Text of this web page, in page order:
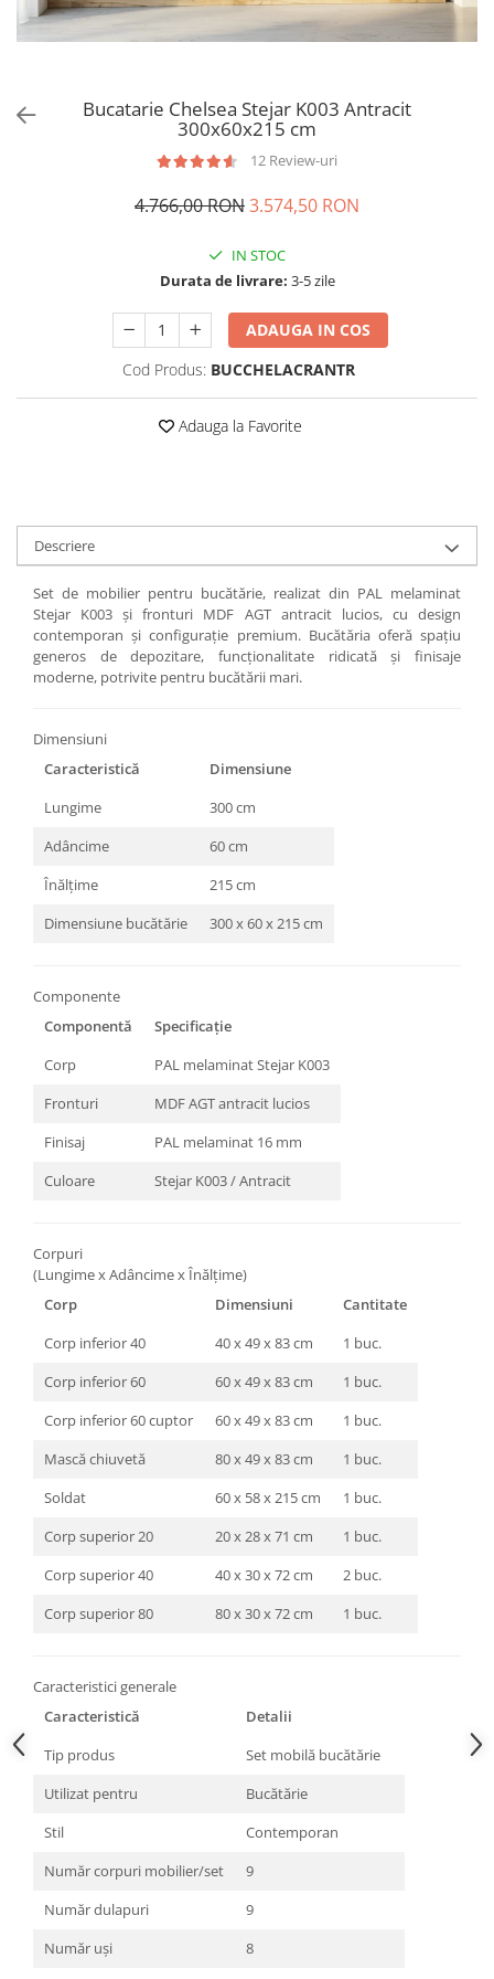
Bucatarie Chelsea Stejar K003 Antracit
300x60x215 cm
12 Review-uri
4.766,00 RON3.574,50 RON
IN STOC
Durata de livrare: 3-5 zile
ADAUGA IN COS
Cod Produs: BUCCHELACRANTR
Adauga la Favorite
Descriere
Set de mobilier pentru bucătărie, realizat din PAL melaminat
Stejar K003 și fronturi MDF AGT antracit lucios, cu design
contemporan și configurație premium. Bucătăria oferă spațiu
generos de depozitare, funcționalitate ridicată și finisaje
moderne, potrivite pentru bucătării mari.
Dimensiuni
Caracteristică
Dimensiune
Lungime
300 cm
Adâncime
60 cm
Înălțime
215 cm
Dimensiune bucătărie
300 x 60 x 215 cm
Componente
Componentă
Specificație
Corp
PAL melaminat Stejar K003
Fronturi
MDF AGT antracit lucios
Finisaj
PAL melaminat 16 mm
Culoare
Stejar K003 / Antracit
Corpuri
(Lungime x Adâncime x Înălțime)
Corp
Dimensiuni
Cantitate
Corp inferior 40
40 x 49 x 83 cm
1 buc.
Corp inferior 60
60 x 49 x 83 cm
1 buc.
Corp inferior 60 cuptor
60 x 49 x 83 cm
1 buc.
Mască chiuvetă
80 x 49 x 83 cm
1 buc.
Soldat
60 x 58 x 215 cm
1 buc.
Corp superior 20
20 x 28 x 71 cm
1 buc.
Corp superior 40
40 x 30 x 72 cm
2 buc.
Corp superior 80
80 x 30 x 72 cm 1 buc.
Caracteristici generale
Caracteristică
Detalii
Tip produs
Set mobilă bucătărie
Utilizat pentru
Bucătărie
Stil
Contemporan
Număr corpuri mobilier/set
9
Număr dulapuri
9
Număr uși
8